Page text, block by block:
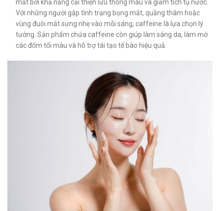
mắt bởi khả năng cải thiện lưu thông máu và giảm tích tụ nước.
Với những người gặp tình trạng bọng mắt, quầng thâm hoặc
vùng đuôi mắt sưng nhẹ vào mỗi sáng, caffeine là lựa chọn lý
tưởng. Sản phẩm chứa caffeine còn giúp làm sáng da, làm mờ
các đốm tối màu và hỗ trợ tái tạo tế bào hiệu quả.